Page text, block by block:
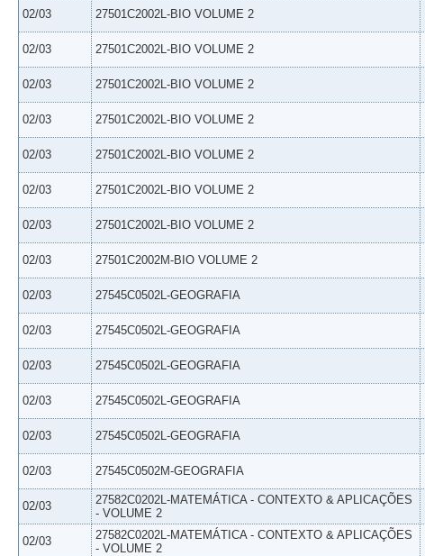
02/03 27501C2002L-BIO VOLUME 2
02/03 27501C2002L-BIO VOLUME 2
02/03 27501C2002L-BIO VOLUME 2
02/03 27501C2002L-BIO VOLUME 2
02/03 27501C2002L-BIO VOLUME 2
02/03 27501C2002L-BIO VOLUME 2
02/03 27501C2002L-BIO VOLUME 2
02/03 27501C2002M-BIO VOLUME 2
02/03 27545C0502L-GEOGRAFIA
02/03 27545C0502L-GEOGRAFIA
02/03 27545C0502L-GEOGRAFIA
02/03 27545C0502L-GEOGRAFIA
02/03 27545C0502L-GEOGRAFIA
02/03 27545C0502M-GEOGRAFIA
02/03
27582C0202L-MATEMÁTICA - CONTEXTO & APLICAÇÕES
- VOLUME 2
02/03
27582C0202L-MATEMÁTICA - CONTEXTO & APLICAÇÕES
- VOLUME 2